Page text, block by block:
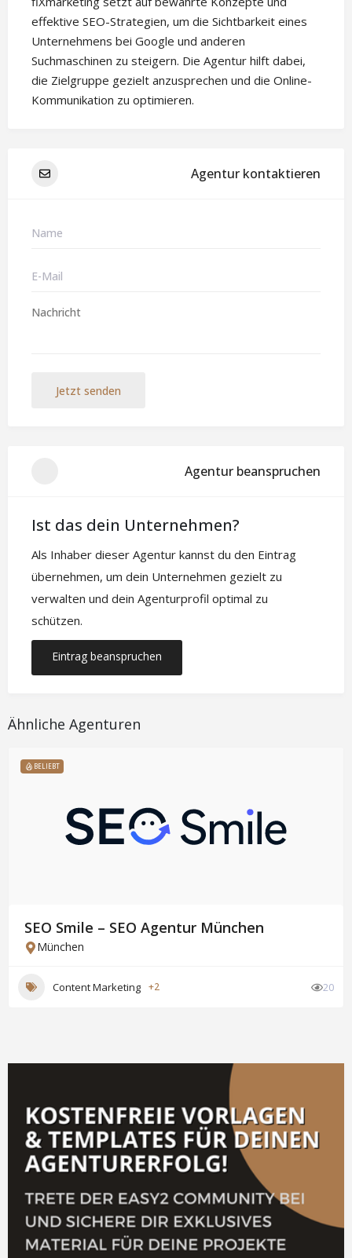
effektive SEO-Strategien, um die Sichtbarkeit eines
Unternehmens bei Google und anderen
Suchmaschinen zu steigern. Die Agentur hilft dabei,
die Zielgruppe gezielt anzusprechen und die Online-
Kommunikation zu optimieren.
Agentur kontaktieren
Jetzt senden
Agentur beanspruchen
Ist das dein Unternehmen?
Als Inhaber dieser Agentur kannst du den Eintrag
übernehmen, um dein Unternehmen gezielt zu
verwalten und dein Agenturprofil optimal zu
schützen.
Eintrag beanspruchen
Ähnliche Agenturen
BELIEBT
SEO Smile – SEO Agentur München
München
Content Marketing +2 20